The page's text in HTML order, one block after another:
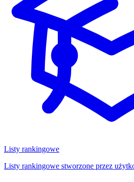
Listy rankingowe
Listy rankingowe stworzone przez